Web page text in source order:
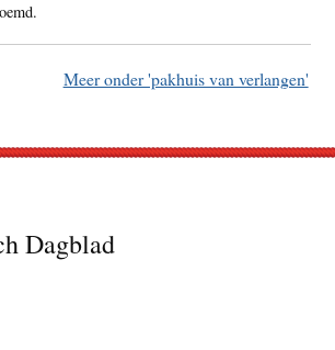
Meer onder 'pakhuis van verlangen'
Dagblad